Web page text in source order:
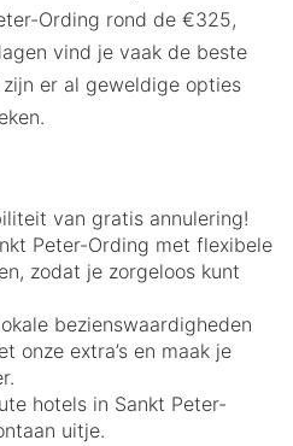
Ording rond de €325,
vind je vaak de beste
er al geweldige opties
van gratis annulering!
Peter-Ording met flexibele
zodat je zorgeloos kunt
bezienswaardigheden
onze extra’s en maak je
hotels in Sankt Peter-
uitje.